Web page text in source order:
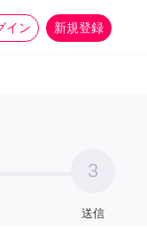
イン 新規登録
事 more_horiz
3
送信